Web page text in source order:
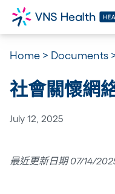
Home > Documents
社會關懷網
July 12, 2025
最近更新日期 07/14/